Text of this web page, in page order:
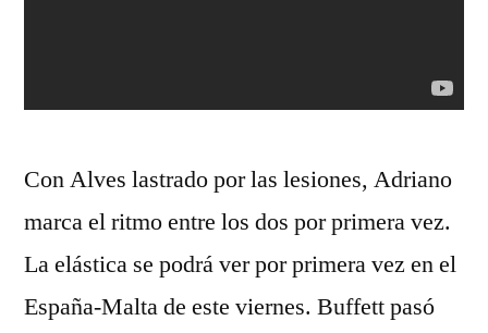
Con Alves lastrado por las lesiones, Adriano
marca el ritmo entre los dos por primera vez.
La elástica se podrá ver por primera vez en el
España-Malta de este viernes. Buffett pasó